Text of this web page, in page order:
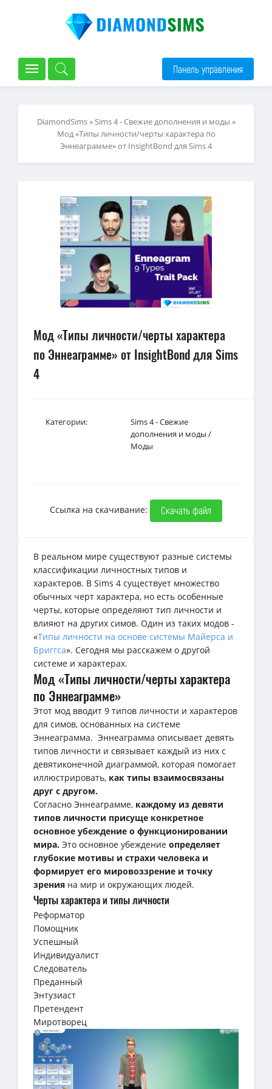
Панель управления
DiamondSims»Sims 4 - Свежие дополнения и моды »
Мод «Типы личности/черты характера по
Эннеаграмме» от InsightBond для Sims 4
Мод «Типы личности/черты характера
по Эннеаграмме» от InsightBond для Sims
4
Категории:
Sims 4 - Свежие
дополнения и моды /
Моды
Ссылка на скачивание: Скачать файл
В реальном мире существуют разные системы
классификации личностных типов и
характеров. В Sims 4 существует множество
обычных черт характера, но есть особенные
черты, которые определяют тип личности и
влияют на других симов. Один из таких модов -
«Типы личности на основе системы Майерса и
Бриггса». Сегодня мы расскажем о другой
системе и характерах.
Мод «Типы личности/черты характера
по Эннеаграмме»
Этот мод вводит 9 типов личности и характеров
для симов, основанных на системе
Эннеаграмма. Эннеаграмма описывает девять
типов личности и связывает каждый из них с
девятиконечной диаграммой, которая помогает
иллюстрировать, как типы взаимосвязаны
друг с другом.
Согласно Эннеаграмме, каждому из девяти
типов личности присуще конкретное
основное убеждение о функционировании
мира. Это основное убеждение определяет
глубокие мотивы и страхи человека и
формирует его мировоззрение и точку
зрения на мир и окружающих людей.
Черты характера и типы личности
Реформатор
Помощник
Успешный
Индивидуалист
Следователь
Преданный
Энтузиаст
Претендент
Миротворец